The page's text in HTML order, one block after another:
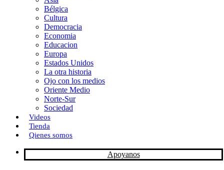
i
r
Bélgica
Cultura
Democracia
Economia
Educacion
Europa
Estados Unidos
La otra historia
Ojo con los medios
Oriente Medio
Norte-Sur
Sociedad
Videos
Tienda
Qienes somos
Apoyanos